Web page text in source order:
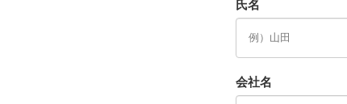
氏名
会社名